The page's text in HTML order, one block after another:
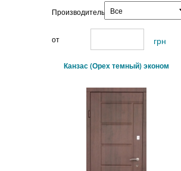
Производитель:
от грн
Канзас (Орех темный) эконом